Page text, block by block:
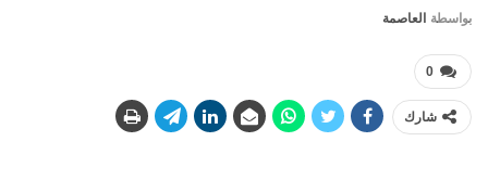
بواسطة العاصمة
0
شارك